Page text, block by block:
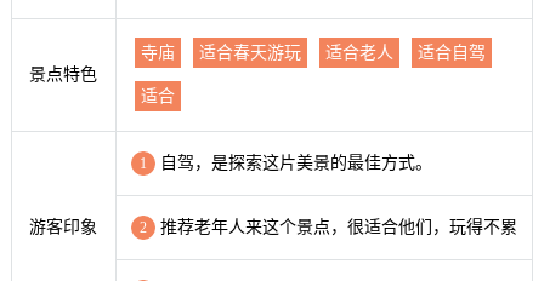
景点特色
寺庙 适合春天游玩 适合老人 适合自驾
适合
游客印象
1 自驾，是探索这片美景的最佳方式。
2 推荐老年人来这个景点，很适合他们，玩得不累